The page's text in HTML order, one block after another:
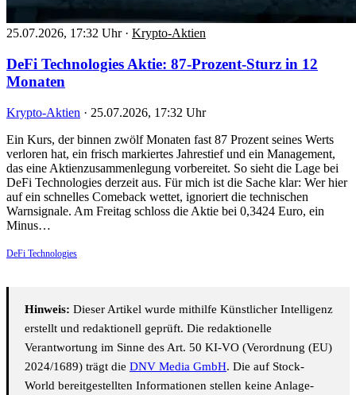
25.07.2026, 17:32 Uhr · Krypto-Aktien
DeFi Technologies Aktie: 87-Prozent-Sturz in 12
Monaten
Krypto-Aktien · 25.07.2026, 17:32 Uhr
Ein Kurs, der binnen zwölf Monaten fast 87 Prozent seines Werts
verloren hat, ein frisch markiertes Jahrestief und ein Management,
das eine Aktienzusammenlegung vorbereitet. So sieht die Lage bei
DeFi Technologies derzeit aus. Für mich ist die Sache klar: Wer hier
auf ein schnelles Comeback wettet, ignoriert die technischen
Warnsignale. Am Freitag schloss die Aktie bei 0,3424 Euro, ein
Minus…
DeFi Technologies
Hinweis: Dieser Artikel wurde mithilfe Künstlicher Intelligenz
erstellt und redaktionell geprüft. Die redaktionelle
Verantwortung im Sinne des Art. 50 KI-VO (Verordnung (EU)
2024/1689) trägt die DNV Media GmbH. Die auf Stock-
World bereitgestellten Informationen stellen keine Anlage-